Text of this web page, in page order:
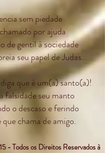
sem piedade
por ajuda
de gentil à sociedade
seu papel de Judas...
que é um(a) santo(a)!
falsidade seu manto
o descaso e ferindo
chama de amigo.
- Todos os Direitos Reservados à